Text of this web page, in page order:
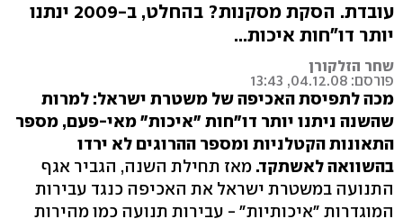
עובדת. הסקת מסקנות? בהחלט, ב-2009 ינתנו
יותר דו"חות איכות...
שחר הזלקורן
פורסם: 04.12.08, 13:43
מכה לתפיסת האכיפה של משטרת ישראל: למרות
שהשנה ניתנו יותר דו"חות "איכות" מאי-פעם, מספר
התאונות הקטלניות ומספר ההרוגים לא ירדו
בהשוואה לאשתקד. מאז תחילת השנה, הגביר אגף
התנועה במשטרת ישראל את האכיפה כנגד עבירות
המוגדרות "איכותיות" - עבירות תנועה כמו מהירות